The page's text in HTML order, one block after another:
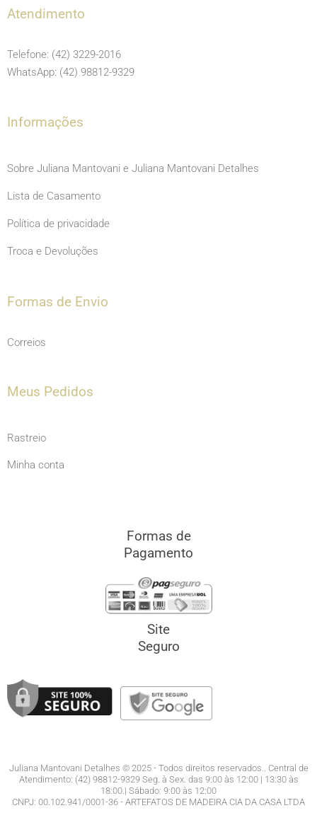
e
o
o
t
g
r
m
b
e
Atendimento
Telefone: (42) 3229-2016
WhatsApp: (42) 98812-9329
Informações
Sobre Juliana Mantovani e Juliana Mantovani Detalhes
Lista de Casamento
Política de privacidade
Troca e Devoluções
Formas de Envio
Correios
Meus Pedidos
Rastreio
Minha conta
Formas de
Pagamento
Site
Seguro
Juliana Mantovani Detalhes © 2025 - Todos direitos reservados.. Central de
Atendimento: (42) 98812-9329 Seg. à Sex. das 9:00 às 12:00 | 13:30 às
18:00.| Sábado: 9:00 às 12:00
CNPJ: 00.102.941/0001-36 - ARTEFATOS DE MADEIRA CIA DA CASA LTDA